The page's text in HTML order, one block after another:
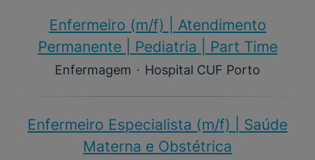
Enfermeiro (m/f)​ | Atendimento
Permanente | Pediatria | Part Time
Enfermagem · Hospital CUF Porto
Enfermeiro Especialista (m/f)​ | Saúde
Materna e Obstétrica